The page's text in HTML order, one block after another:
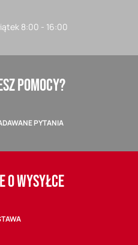
8:00 - 16:00
POMOCY?
PYTANIA
O WYSYŁCE